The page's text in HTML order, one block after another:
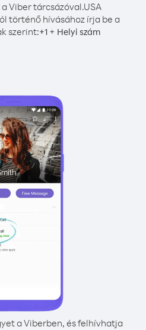
Viber tárcsázóval.USA
történő hívásához írja be a
szerint:+1+ Helyi szám
a Viberben, és felhívhatja